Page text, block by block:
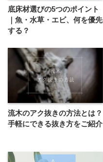
底床材選びの5つのポイント
｜魚・水草・エビ、何を優先
する？
流木のアク抜きの方法とは？
手軽にできる抜き方をご紹介